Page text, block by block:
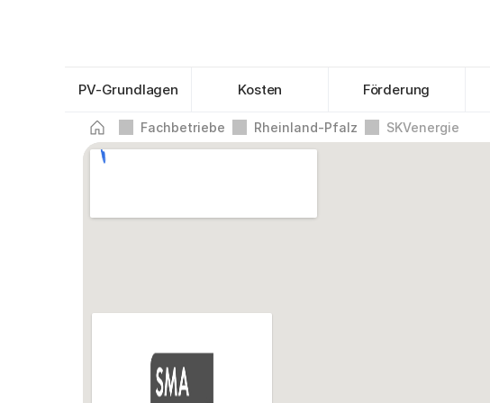
PV-Grundlagen Kosten Förderung
Fachbetriebe Rheinland-Pfalz SKVenergie